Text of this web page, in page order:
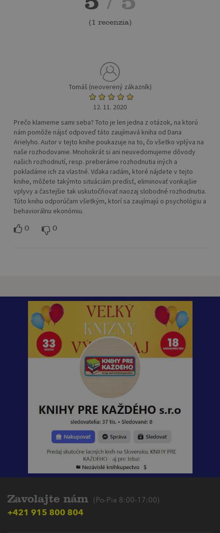
(1 recenzia)
Tomáš (neoverený zákazník)
12. 11. 2020
Prečo klameme sami seba? Toto je len jedna z otázok, na ktorú
nám pomôže nájsť odpoveď táto zaujímavá kniha od Dana
Arielyho. Autor v tejto knihe poukazuje na to, čo všetko vplýva na
naše rozhodovanie. Mnohokrát si ani neuvedomujeme dôvody
našich rozhodnutí, resp. preberáme rozhodnutia iných a
pokladáme ich za vlastné. Vďaka radám, ktoré nájdete v tejto
knihe, môžete takýmto situáciám predísť, eliminovať vonkajšie
vplyvy a častejšie tak uskutočňovať naozaj slobodné rozhodnutia.
Túto knihu odporúčam všetkým, ktorí sa zaujímajú o psychológiu a
behaviorálnu ekonómiu.
0 0
Zavolajte nám (Po-Pia 8:00-17:00)
+421 915 800 804